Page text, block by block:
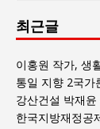
과
사
회
글
목
록
최근글
이홍원 작가, 생
통일 지향 2국가
강산건설 박재
한국지방재정공